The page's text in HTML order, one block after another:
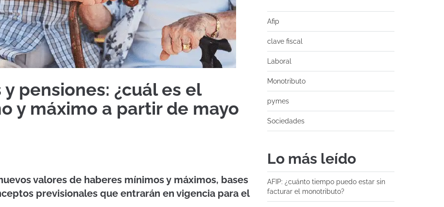
pensiones: ¿cuál es el
y máximo a partir de mayo
valores de haberes mínimos y máximos, bases
previsionales que entrarán en vigencia para el
Afip
clave fiscal
Laboral
Monotributo
pymes
Sociedades
Lo más leído
AFIP: ¿cuánto tiempo puedo estar sin
facturar el monotributo?